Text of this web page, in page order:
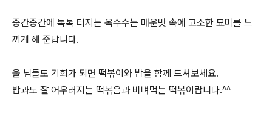
중간중간에 톡톡 터지는 옥수수는 매운맛 속에 고소한 묘미를 느
끼게 해 준답니다.
울 님들도 기회가 되면 떡볶이와 밥을 함께 드셔보세요.
밥과도 잘 어우러지는 떡볶음과 비벼먹는 떡볶이랍니다.^^